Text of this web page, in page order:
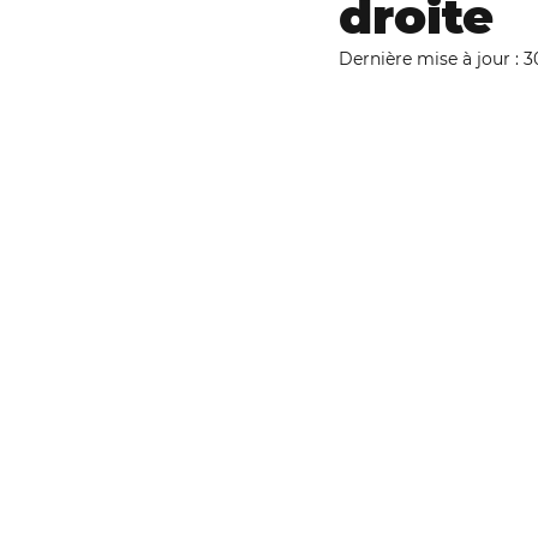
Campagne
droite
Dernière mise à jour :